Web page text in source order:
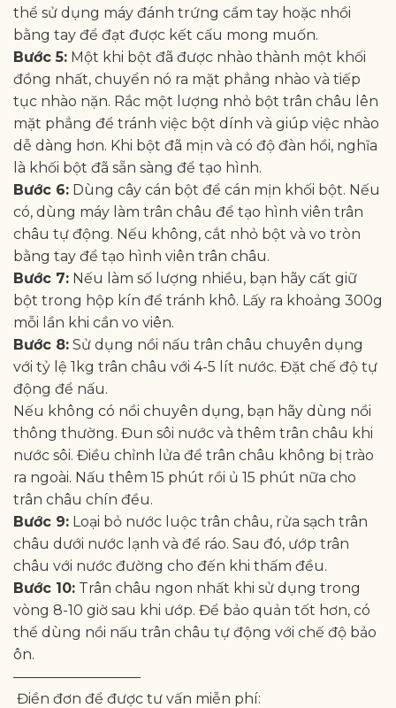
thể sử dụng máy đánh trứng cầm tay hoặc nhồi
bằng tay để đạt được kết cấu mong muốn.
Bước 5: Một khi bột đã được nhào thành một khối
đồng nhất, chuyển nó ra mặt phẳng nhào và tiếp
tục nhào nặn. Rắc một lượng nhỏ bột trân châu lên
mặt phẳng để tránh việc bột dính và giúp việc nhào
dễ dàng hơn. Khi bột đã mịn và có độ đàn hồi, nghĩa
là khối bột đã sẵn sàng để tạo hình.
Bước 6: Dùng cây cán bột để cán mịn khối bột. Nếu
có, dùng máy làm trân châu để tạo hình viên trân
châu tự động. Nếu không, cắt nhỏ bột và vo tròn
bằng tay để tạo hình viên trân châu.
Bước 7: Nếu làm số lượng nhiều, bạn hãy cất giữ
bột trong hộp kín để tránh khô. Lấy ra khoảng 300g
mỗi lần khi cần vo viên.
Bước 8: Sử dụng nồi nấu trân châu chuyên dụng
với tỷ lệ 1kg trân châu với 4-5 lít nước. Đặt chế độ tự
động để nấu.
Nếu không có nồi chuyên dụng, bạn hãy dùng nồi
thông thường. Đun sôi nước và thêm trân châu khi
nước sôi. Điều chỉnh lửa để trân châu không bị trào
ra ngoài. Nấu thêm 15 phút rồi ủ 15 phút nữa cho
trân châu chín đều.
Bước 9: Loại bỏ nước luộc trân châu, rửa sạch trân
châu dưới nước lạnh và để ráo. Sau đó, ướp trân
châu với nước đường cho đến khi thấm đều.
Bước 10: Trân châu ngon nhất khi sử dụng trong
vòng 8-10 giờ sau khi ướp. Để bảo quản tốt hơn, có
thể dùng nồi nấu trân châu tự động với chế độ bảo
ôn.
—————————
Điền đơn để được tư vấn miễn phí: